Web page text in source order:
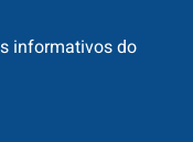
informativos do